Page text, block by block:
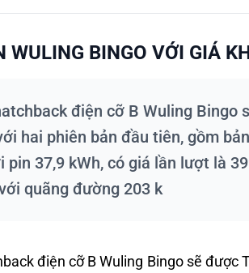
WULING BINGO VỚI GIÁ
điện cỡ B Wuling
hai phiên bản đầu tiên, gồm
pin 37,9 kWh, có giá lần lượt là
quãng đường 203 k
điện cỡ B Wuling Bingo sẽ